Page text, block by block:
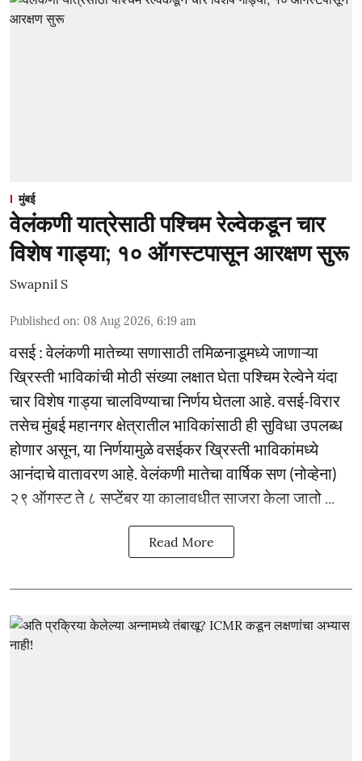
मुंबई
वेलंकणी यात्रेसाठी पश्चिम रेल्वेकडून चार
विशेष गाड्या; १० ऑगस्टपासून आरक्षण सुरू
Swapnil S
Published on: 08 Aug 2026, 6:19 am
वसई : वेलंकणी मातेच्या सणासाठी तमिळनाडूमध्ये जाणाऱ्या
ख्रिस्ती भाविकांची मोठी संख्या लक्षात घेता पश्चिम रेल्वेने यंदा
चार विशेष गाड्या चालविण्याचा निर्णय घेतला आहे. वसई-विरार
तसेच मुंबई महानगर क्षेत्रातील भाविकांसाठी ही सुविधा उपलब्ध
होणार असून, या निर्णयामुळे वसईकर ख्रिस्ती भाविकांमध्ये
आनंदाचे वातावरण आहे. वेलंकणी मातेचा वार्षिक सण (नोव्हेना)
२९ ऑगस्ट ते ८ सप्टेंबर या कालावधीत साजरा केला जातो ...
Read More